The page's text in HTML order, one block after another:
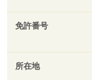
免許番号
所在地